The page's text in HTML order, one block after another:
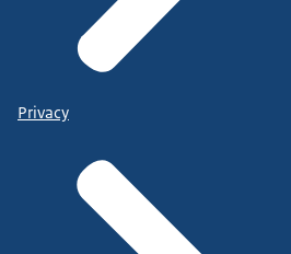
Privacy